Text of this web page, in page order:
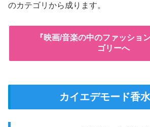
のカテゴリから成ります。
『映画/音楽の中のファッショ
ゴリーへ
カイエデモード香